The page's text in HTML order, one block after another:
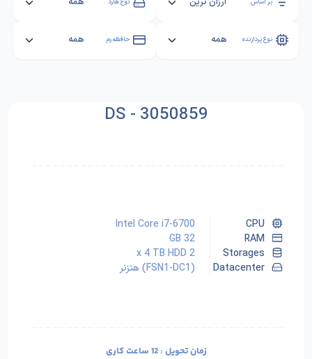
بر اساس نوع هارد
نوع پردازنده حافظه رم
DS - 3050859
CPU
Intel Core i7-6700
RAM
32 GB
Storages
2 x 4 TB HDD
Datacenter
(FSN1-DC1) هتزنر
زمان تحویل :12 ساعت کاری